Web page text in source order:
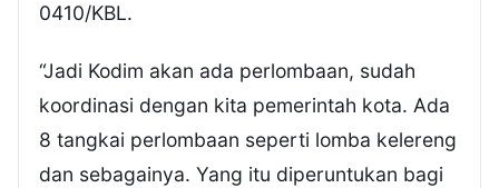
0410/KBL.
“Jadi Kodim akan ada perlombaan, sudah
koordinasi dengan kita pemerintah kota. Ada
8 tangkai perlombaan seperti lomba kelereng
dan sebagainya. Yang itu diperuntukan bagi